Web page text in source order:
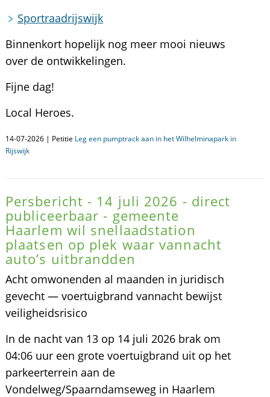
Sportraadrijswijk
Binnenkort hopelijk nog meer mooi nieuws
over de ontwikkelingen.
Fijne dag!
Local Heroes.
14-07-2026 | Petitie Leg een pumptrack aan in het Wilhelminapark in
Rijswijk
Persbericht - 14 juli 2026 - direct
publiceerbaar - gemeente
Haarlem wil snellaadstation
plaatsen op plek waar vannacht
auto’s uitbrandden
Acht omwonenden al maanden in juridisch
gevecht — voertuigbrand vannacht bewijst
veiligheidsrisico
In de nacht van 13 op 14 juli 2026 brak om
04:06 uur een grote voertuigbrand uit op het
parkeerterrein aan de
Vondelweg/Spaarndamseweg in Haarlem